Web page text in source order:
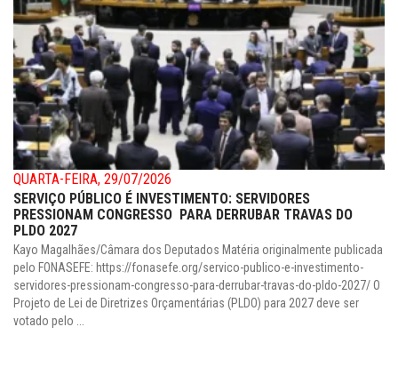
QUARTA-FEIRA, 29/07/2026
SERVIÇO PÚBLICO É INVESTIMENTO: SERVIDORES
PRESSIONAM CONGRESSO PARA DERRUBAR TRAVAS DO
PLDO 2027
Kayo Magalhães/Câmara dos Deputados Matéria originalmente publicada
pelo FONASEFE: https://fonasefe.org/servico-publico-e-investimento-
servidores-pressionam-congresso-para-derrubar-travas-do-pldo-2027/ O
Projeto de Lei de Diretrizes Orçamentárias (PLDO) para 2027 deve ser
votado pelo ...